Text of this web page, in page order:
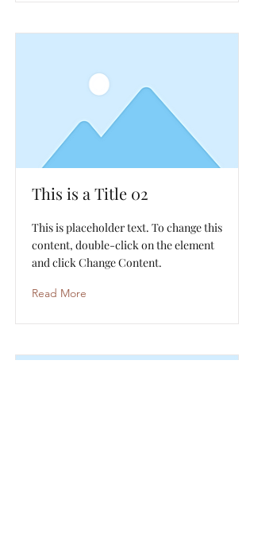
This is a Title 02
This is placeholder text. To change this
content, double-click on the element
and click Change Content.
Read More